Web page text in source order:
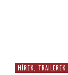
HÍREK, TRAILEREK